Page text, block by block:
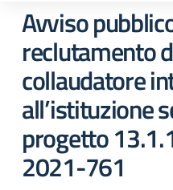
Avviso
reclutamento
collaudatore
all’istituzione
progetto
2021-761